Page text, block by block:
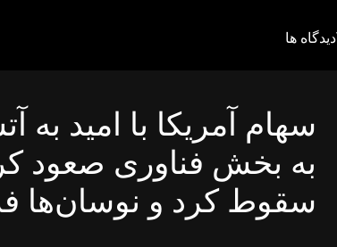
دیدگاه ها
سهام آمریکا با امید
سقوط کرد و نوسان‌ها